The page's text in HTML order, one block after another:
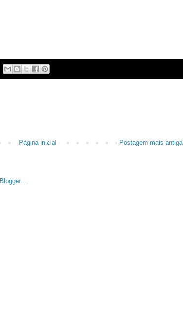
Postagem mais antiga
Página inicial